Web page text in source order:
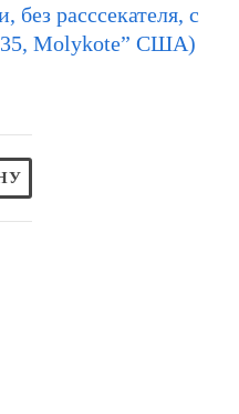
без расссекателя, с
35, Molykote” США)